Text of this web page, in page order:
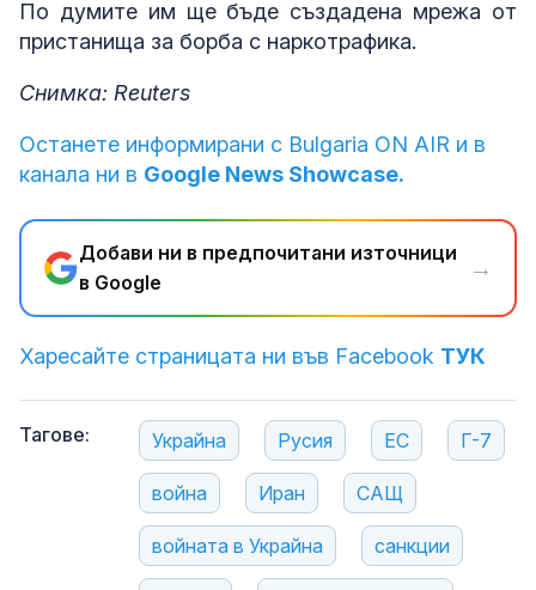
По думите им ще бъде създадена мрежа от
пристанища за борба с наркотрафика.
Снимка: Reuters
Останете информирани с Bulgaria ON AIR и в
канала ни в Google News Showcase.
Добави ни в предпочитани източници
в Google
→
Харесайте страницата ни във Facebook ТУК
Тагове: Украйна Русия ЕС Г-7
война Иран САЩ
войната в Украйна санкции